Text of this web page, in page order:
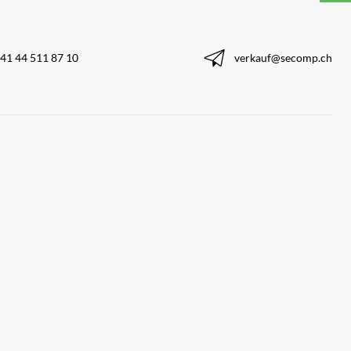
44 511 87 10 verkauf@secomp.ch